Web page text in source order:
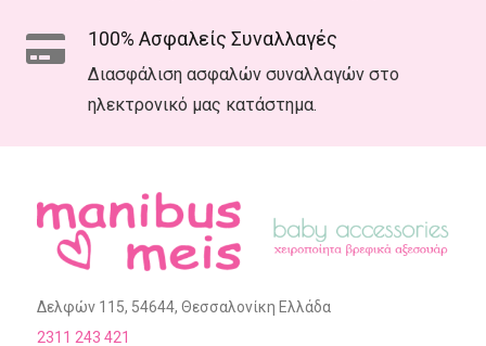
100% Ασφαλείς Συναλλαγές
Διασφάλιση ασφαλών συναλλαγών στο
ηλεκτρονικό μας κατάστημα.
Δελφών 115, 54644, Θεσσαλονίκη Ελλάδα
2311 243 421